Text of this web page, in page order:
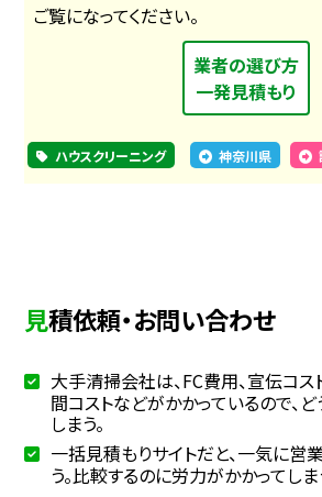
ご覧になってください。
業者の選び方
一発見積もり
ハウスクリーニング 神奈川県
見積依頼・お問い合わせ
大手清掃会社は、FC費用、宣伝コス
間コストなどがかかっているので、ど
しまう。
一括見積もりサイトだと、一気に営
う。比較するのに労力がかかってしま